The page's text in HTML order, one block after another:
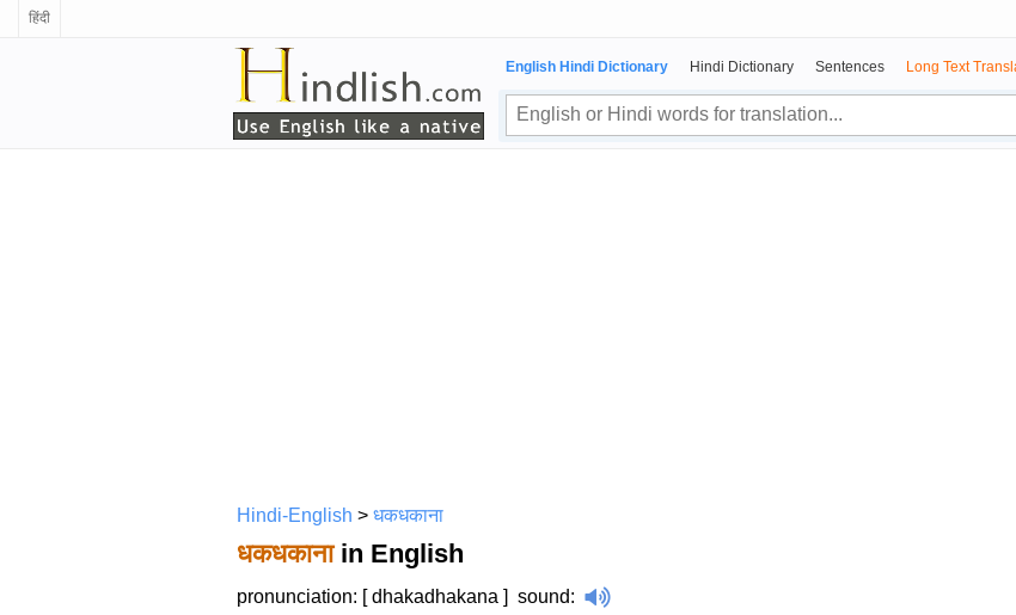
हिंदी
English Hindi Dictionary Hindi Dictionary Sentences Long Text
Hindi-English > धकधकाना
धकधकानाin English
pronunciation: [ dhakadhakana ] sound: